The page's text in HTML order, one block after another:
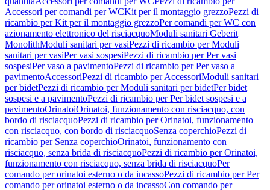
Accessori per comandi per WCKit per il montaggio grezzoPezzi di
ricambio per Kit per il montaggio grezzoPer comandi per WC con
azionamento elettronico del risciacquoModuli sanitari Geberit
MonolithModuli sanitari per vasiPezzi di ricambio per Moduli
sanitari per vasiPer vasi sospesiPezzi di ricambio per Per vasi
sospesiPer vaso a pavimentoPezzi di ricambio per Per vaso a
pavimentoAccessoriPezzi di ricambio per AccessoriModuli sanitari
per bidetPezzi di ricambio per Moduli sanitari per bidetPer bidet
sospesi e a pavimentoPezzi di ricambio per Per bidet sospesi e a
pavimentoOrinatoiOrinatoi, funzionamento con risciacquo, con
bordo di risciacquoPezzi di ricambio per Orinatoi, funzionamento
con risciacquo, con bordo di risciacquoSenza coperchioPezzi di
ricambio per Senza coperchioOrinatoi, funzionamento con
risciacquo, senza brida di risciacquoPezzi di ricambio per Orinatoi,
funzionamento con risciacquo, senza brida di risciacquoPer
comando per orinatoi esterno o da incassoPezzi di ricambio per Per
comando per orinatoi esterno o da incassoCon comando per